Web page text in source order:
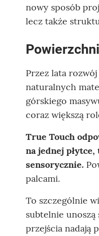
nowy sposób
lecz także
Przez lata
naturalnych
górskiego
coraz większą
True Touch
na jednej
sensorycznie.
palcami.
To szczególnie
subtelnie unoszą
przejścia nadają